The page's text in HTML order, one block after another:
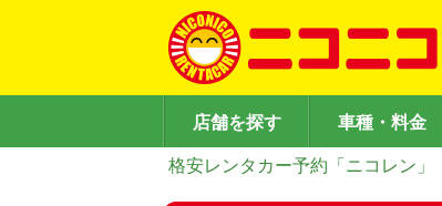
店舗を探す 車種・料金
格安レンタカー予約「ニコレン」